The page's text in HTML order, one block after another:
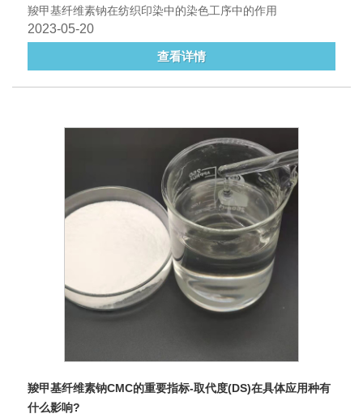
羧甲基纤维素钠在纺织印染中的染色工序中的作用
2023-05-20
查看详情
羧甲基纤维素钠CMC的重要指标-取代度(DS)在具体应用种有
什么影响?